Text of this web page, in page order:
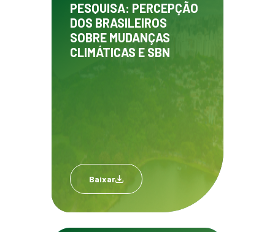
PESQUISA: PERCEPÇÃO
DOS BRASILEIROS
SOBRE MUDANÇAS
CLIMÁTICAS E SBN
Baixar